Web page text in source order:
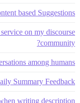
based Suggestions
on my discourse
community?
among humans?
Summary Feedback
writing description